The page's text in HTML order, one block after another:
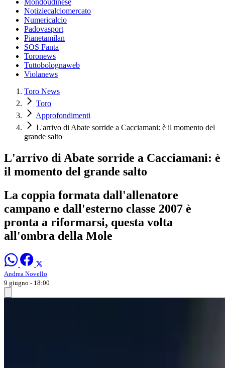
Mondoudinese
Notiziecalciomercato
Numericalcio
Padovasport
Pianetamilan
SOS Fanta
Toronews
Tuttobolognaweb
Violanews
Toro News
Toro
Approfondimenti
L'arrivo di Abate sorride a Cacciamani: è il momento del
grande salto
L'arrivo di Abate sorride a Cacciamani: è
il momento del grande salto
La coppia formata dall'allenatore
campano e dall'esterno classe 2007 è
pronta a riformarsi, questa volta
all'ombra della Mole
Andrea Novello
9 giugno - 18:00